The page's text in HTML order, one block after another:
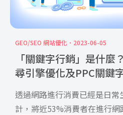
GEO/SEO 網站優化 2023-06-05
「關鍵字行銷」是什麼
尋引擎優化及PPC關鍵
透過網路進行消費已經是日
計，將近53%消費者在進行